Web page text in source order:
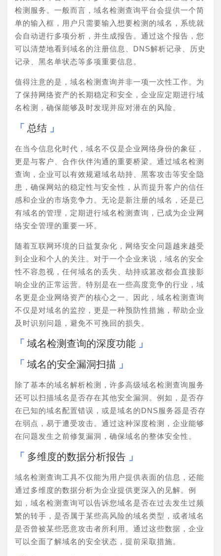
检测服务。一般而言，域名检测查询平台会提供一个简
单的输入框，用户只需要输入想要检测的域名，系统就
会自动进行多项分析，并生成报告。通过这个报告，您
可以清楚地看到域名的注册信息、DNS解析记录、历史
记录、黑名单状态等多项重要信息。
值得注意的是，域名检测查询并非一项一次性工作。为
了保持网络资产的长期稳定和安全，企业应定期进行域
名检测，确保能够及时发现并应对潜在的风险。
总结
在当今信息化时代，域名不仅是企业网络身份的象征，
更是与客户、合作伙伴沟通的重要桥梁。通过域名检测
查询，企业可以有效规避域名劫持、黑客攻击等安全隐
患，确保网站的稳定性与安全性，从而提升客户的信任
感和企业的市场竞争力。无论是新注册的域名，还是已
有域名的管理，定期进行域名检测查询，已成为企业网
络安全管理的重要一环。
随着互联网环境的日益复杂化，网络安全问题越来越受
到企业和个人的关注。对于一个企业来说，域名的安全
性不容忽视，任何域名的丢失、劫持或篡改都会直接影
响企业的正常运营。特别是在一些高度竞争的行业，域
名更是企业网络资产的核心之一。因此，域名检测查询
不仅是对域名的监控，更是一种预防性措施，帮助企业
及时识别问题，避免不可挽回的损失。
域名检测查询的深度功能
域名的安全漏洞扫描
除了基本的域名解析检测，许多高级域名检测查询服务
还可以扫描域名是否存在其他安全漏洞。例如，是否存
在已知的域名配置错误，或是域名的DNS服务器是否存
在弱点，易于遭受攻击。通过这种深度检测，企业能够
在问题发生之前修复漏洞，确保域名的整体安全性。
多维度的数据分析报告
域名检测查询工具不仅能为用户提供表面的信息，还能
通过多维度的数据分析为企业提供更深入的见解。例
如，域名检测查询可以告诉您域名是否在过去发生过频
繁的转手，是否属于某些高风险的域名类型，或者域名
是否曾被某些恶意攻击者所利用。通过这些数据，企业
可以全面了解域名的安全状态，提前采取措施。